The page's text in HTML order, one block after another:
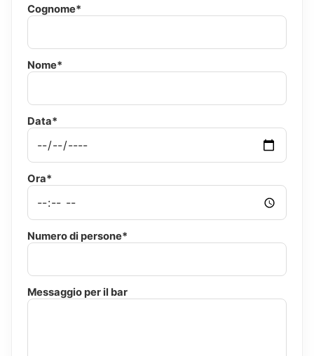
Cognome*
Nome*
Data*
Ora*
Numero di persone*
Messaggio per il bar